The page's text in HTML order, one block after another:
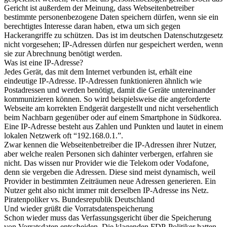
Gericht ist außerdem der Meinung, dass Webseitenbetreiber
bestimmte personenbezogene Daten speichern dürfen, wenn sie ein
berechtigtes Interesse daran haben, etwa um sich gegen
Hackerangriffe zu schützen. Das ist im deutschen Datenschutzgesetz
nicht vorgesehen; IP-Adressen dürfen nur gespeichert werden, wenn
sie zur Abrechnung benötigt werden.
Was ist eine IP-Adresse?
Jedes Gerät, das mit dem Internet verbunden ist, erhält eine
eindeutige IP-Adresse. IP-Adressen funktionieren ähnlich wie
Postadressen und werden benötigt, damit die Geräte untereinander
kommunizieren können. So wird beispielsweise die angeforderte
Webseite am korrekten Endgerät dargestellt und nicht versehentlich
beim Nachbarn gegenüber oder auf einem Smartphone in Südkorea.
Eine IP-Adresse besteht aus Zahlen und Punkten und lautet in einem
lokalen Netzwerk oft “192.168.0.1.”.
Zwar kennen die Webseitenbetreiber die IP-Adressen ihrer Nutzer,
aber welche realen Personen sich dahinter verbergen, erfahren sie
nicht. Das wissen nur Provider wie die Telekom oder Vodafone,
denn sie vergeben die Adressen. Diese sind meist dynamisch, weil
Provider in bestimmten Zeiträumen neue Adressen generieren. Ein
Nutzer geht also nicht immer mit derselben IP-Adresse ins Netz.
Piratenpoliker vs. Bundesrepublik Deutschland
Und wieder grüßt die Vorratsdatenspeicherung
Schon wieder muss das Verfassungsgericht über die Speicherung